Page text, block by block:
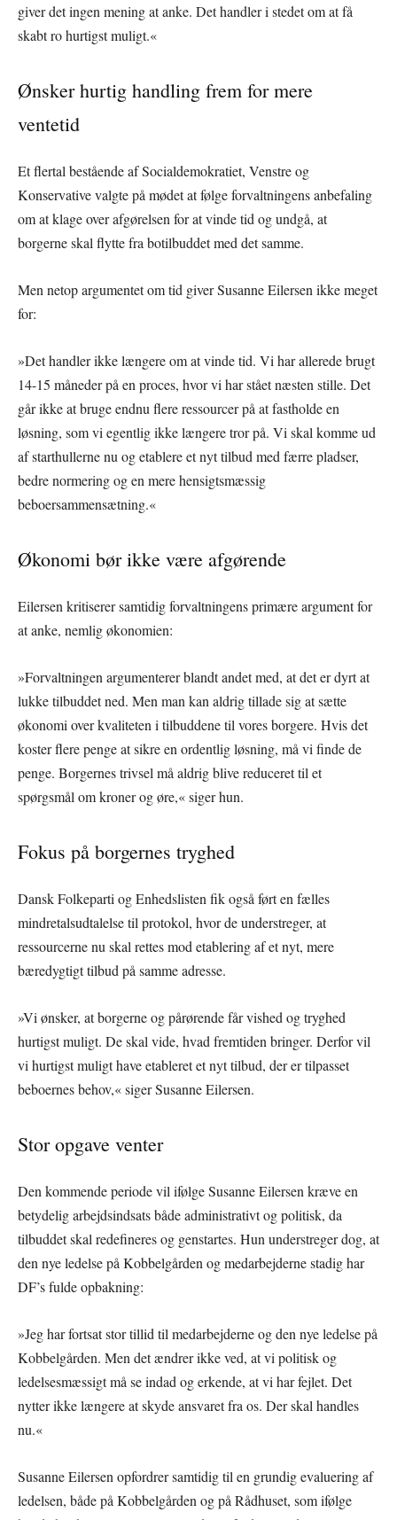
giver det ingen mening at anke. Det handler i stedet om at få
skabt ro hurtigst muligt.«
Ønsker hurtig handling frem for mere
ventetid
Et flertal bestående af Socialdemokratiet, Venstre og
Konservative valgte på mødet at følge forvaltningens anbefaling
om at klage over afgørelsen for at vinde tid og undgå, at
borgerne skal flytte fra botilbuddet med det samme.
Men netop argumentet om tid giver Susanne Eilersen ikke meget
for:
»Det handler ikke længere om at vinde tid. Vi har allerede brugt
14-15 måneder på en proces, hvor vi har stået næsten stille. Det
går ikke at bruge endnu flere ressourcer på at fastholde en
løsning, som vi egentlig ikke længere tror på. Vi skal komme ud
af starthullerne nu og etablere et nyt tilbud med færre pladser,
bedre normering og en mere hensigtsmæssig
beboersammensætning.«
Økonomi bør ikke være afgørende
Eilersen kritiserer samtidig forvaltningens primære argument for
at anke, nemlig økonomien:
»Forvaltningen argumenterer blandt andet med, at det er dyrt at
lukke tilbuddet ned. Men man kan aldrig tillade sig at sætte
økonomi over kvaliteten i tilbuddene til vores borgere. Hvis det
koster flere penge at sikre en ordentlig løsning, må vi finde de
penge. Borgernes trivsel må aldrig blive reduceret til et
spørgsmål om kroner og øre,« siger hun.
Fokus på borgernes tryghed
Dansk Folkeparti og Enhedslisten fik også ført en fælles
mindretalsudtalelse til protokol, hvor de understreger, at
ressourcerne nu skal rettes mod etablering af et nyt, mere
bæredygtigt tilbud på samme adresse.
»Vi ønsker, at borgerne og pårørende får vished og tryghed
hurtigst muligt. De skal vide, hvad fremtiden bringer. Derfor vil
vi hurtigst muligt have etableret et nyt tilbud, der er tilpasset
beboernes behov,« siger Susanne Eilersen.
Stor opgave venter
Den kommende periode vil ifølge Susanne Eilersen kræve en
betydelig arbejdsindsats både administrativt og politisk, da
tilbuddet skal redefineres og genstartes. Hun understreger dog, at
den nye ledelse på Kobbelgården og medarbejderne stadig har
DF’s fulde opbakning:
»Jeg har fortsat stor tillid til medarbejderne og den nye ledelse på
Kobbelgården. Men det ændrer ikke ved, at vi politisk og
ledelsesmæssigt må se indad og erkende, at vi har fejlet. Det
nytter ikke længere at skyde ansvaret fra os. Der skal handles
nu.«
Susanne Eilersen opfordrer samtidig til en grundig evaluering af
ledelsen, både på Kobbelgården og på Rådhuset, som ifølge